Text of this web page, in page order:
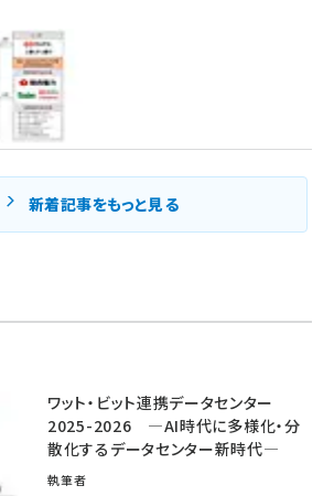
新着記事をもっと見る
ワット・ビット連携データセンター
2025-2026 ―AI時代に多様化・分
散化するデータセンター新時代―
執筆者